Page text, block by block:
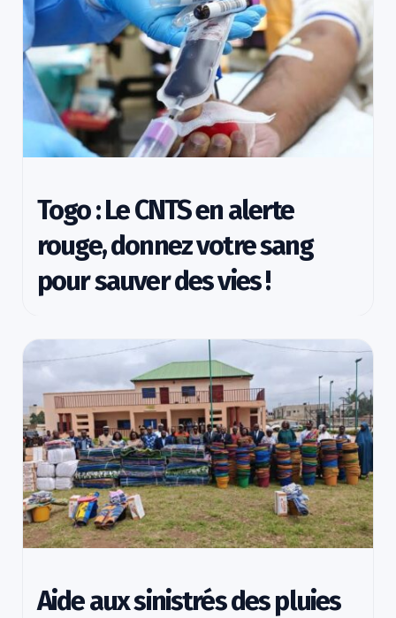
Togo : Le CNTS en alerte
rouge, donnez votre sang
pour sauver des vies !
Aide aux sinistrés des pluies